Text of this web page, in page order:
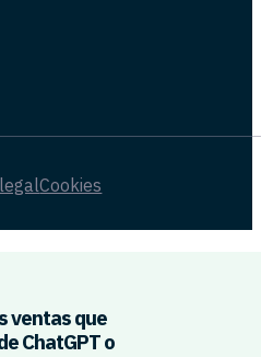
Cookies
ventas que
ChatGPT o